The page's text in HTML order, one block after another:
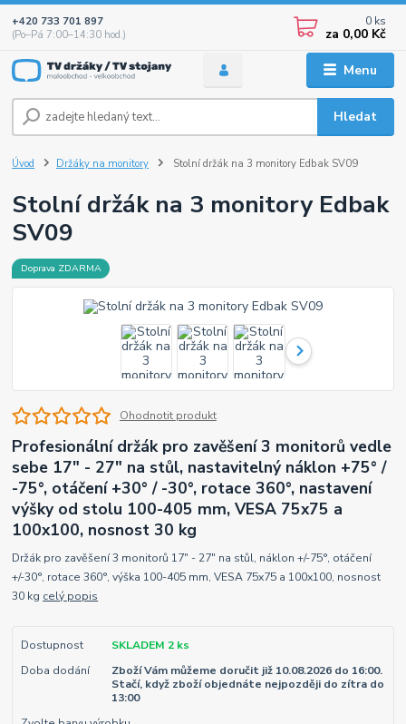
Menu
Hledat
+420 733 701 897
(Po–Pá 7:00–14:30 hod.)
0 ks
za 0,00 Kč
Úvod Držáky na monitory Stolní držák na 3 monitory Edbak SV09
Stolní držák na 3 monitory Edbak
SV09
Doprava ZDARMA
Ohodnotit produkt
Profesionální držák pro zavěšení 3 monitorů vedle
sebe 17" - 27" na stůl, nastavitelný náklon +75° /
-75°, otáčení +30° / -30°, rotace 360°, nastavení
výšky od stolu 100-405 mm, VESA 75x75 a
100x100, nosnost 30 kg
Držák pro zavěšení 3 monitorů 17" - 27" na stůl, náklon +/-75°, otáčení
+/-30°, rotace 360°, výška 100-405 mm, VESA 75x75 a 100x100, nosnost
30 kg celý popis
Dostupnost
SKLADEM 2 ks
Doba dodání
Zboží Vám můžeme doručit již 10.08.2026 do 16:00.
Stačí, když zboží objednáte nejpozději do zítra do
13:00